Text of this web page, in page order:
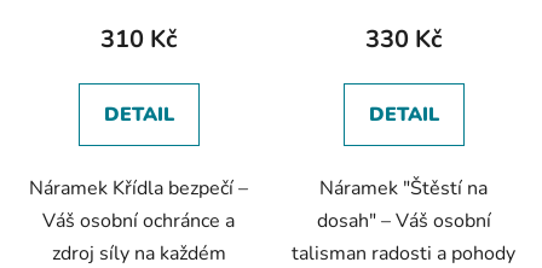
310 Kč
DETAIL
Náramek Křídla bezpečí –
Váš osobní ochránce a
zdroj síly na každém
330 Kč
DETAIL
Náramek "Štěstí na
dosah" – Váš osobní
talisman radosti a pohody